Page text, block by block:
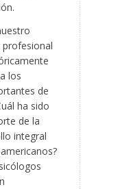
los
de
ha sido
de la
integral